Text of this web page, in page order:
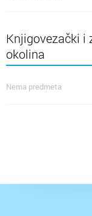
Knjigovezački i
okolina
Nema predmeta